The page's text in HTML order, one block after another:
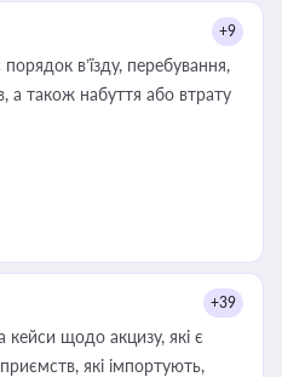
+9
в’їзду, перебування,
а також набуття або втрату
+39
кейси щодо акцизу, які є
які імпортують,